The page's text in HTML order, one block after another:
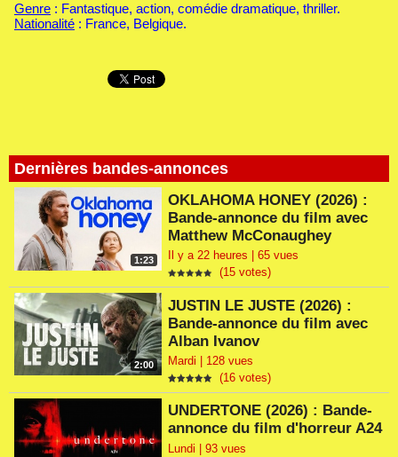
Dernières bandes-annonces
1:23
OKLAHOMA HONEY (2026) :
Bande-annonce du film avec
Matthew McConaughey
Il y a 22 heures | 65 vues
(15 votes)
2:00
JUSTIN LE JUSTE (2026) :
Bande-annonce du film avec
Alban Ivanov
Mardi | 128 vues
(16 votes)
UNDERTONE (2026) : Bande-
annonce du film d'horreur A24
Lundi | 93 vues
Genre : Fantastique, action, comédie dramatique, thriller.
Nationalité : France, Belgique.